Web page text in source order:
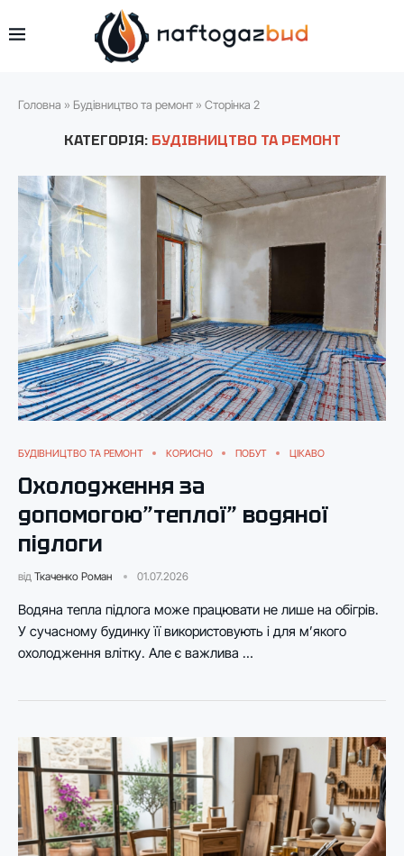
Головна » Будівництво та ремонт » Сторінка 2
КАТЕГОРІЯ: БУДІВНИЦТВО ТА РЕМОНТ
БУДІВНИЦТВО ТА РЕМОНТ КОРИСНО ПОБУТ ЦІКАВО
Охолодження за
допомогою”теплої” водяної
підлоги
від Ткаченко Роман 01.07.2026
Водяна тепла підлога може працювати не лише на обігрів.
У сучасному будинку її використовують і для м’якого
охолодження влітку. Але є важлива …